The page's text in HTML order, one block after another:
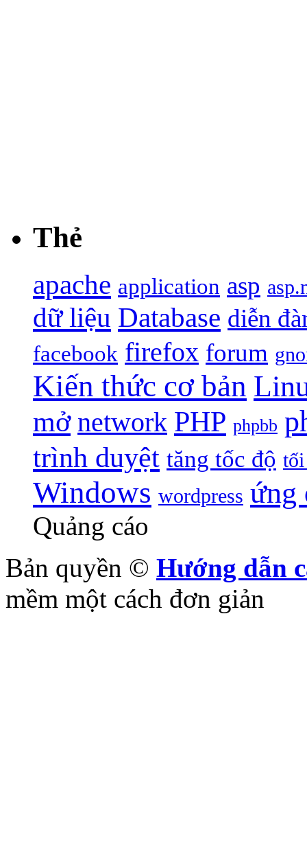
Thẻ
apache application asp
dữ liệu Database diễn
facebook firefox forum
Kiến thức cơ bản
mở network PHP phpbb
trình duyệt tăng tốc độ
Windows wordpress ứng
Quảng cáo
Bản quyền © Hướng dẫn
mềm một cách đơn giản